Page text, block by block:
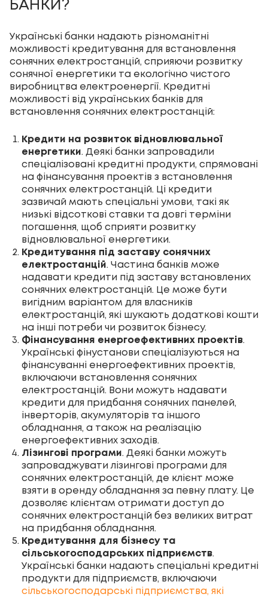
БАНКИ?
Українські банки надають різноманітні
можливості кредитування для встановлення
сонячних електростанцій, сприяючи розвитку
сонячної енергетики та екологічно чистого
виробництва електроенергії. Кредитні
можливості від українських банків для
встановлення сонячних електростанцій:
Кредити на розвиток відновлювальної
енергетики. Деякі банки запровадили
спеціалізовані кредитні продукти, спрямовані
на фінансування проектів з встановлення
сонячних електростанцій. Ці кредити
зазвичай мають спеціальні умови, такі як
низькі відсоткові ставки та довгі терміни
погашення, щоб сприяти розвитку
відновлювальної енергетики.
Кредитування під заставу сонячних
електростанцій. Частина банків може
надавати кредити під заставу встановлених
сонячних електростанцій. Це може бути
вигідним варіантом для власників
електростанцій, які шукають додаткові кошти
на інші потреби чи розвиток бізнесу.
Фінансування енергоефективних проектів.
Українські фінустанови спеціалізуються на
фінансуванні енергоефективних проектів,
включаючи встановлення сонячних
електростанцій. Вони можуть надавати
кредити для придбання сонячних панелей,
інверторів, акумуляторів та іншого
обладнання, а також на реалізацію
енергоефективних заходів.
Лізингові програми. Деякі банки можуть
запроваджувати лізингові програми для
сонячних електростанцій, де клієнт може
взяти в оренду обладнання за певну плату. Це
дозволяє клієнтам отримати доступ до
сонячних електростанцій без великих витрат
на придбання обладнання.
Кредитування для бізнесу та
сільськогосподарських підприємств.
Українські банки надають спеціальні кредитні
продукти для підприємств, включаючи
сільськогосподарські підприємства, які